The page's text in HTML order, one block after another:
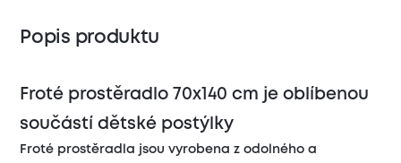
Popis produktu
Froté prostěradlo 70x140 cm je oblíbenou
součástí dětské postýlky
Froté prostěradla jsou vyrobena z odolného a